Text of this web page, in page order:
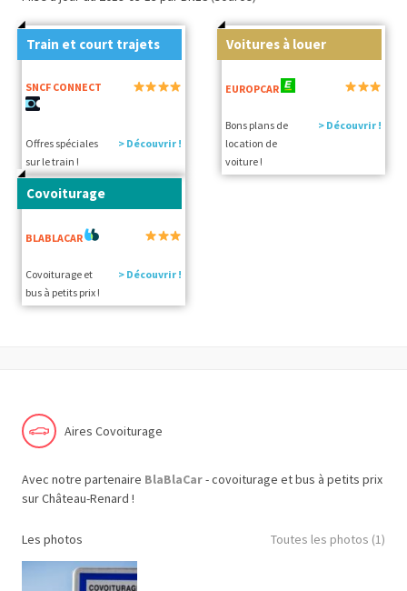
Train et court trajets
SNCF CONNECT
Offres spéciales
sur le train !
> Découvrir !
Voitures à louer
EUROPCAR
Bons plans de
location de
voiture !
> Découvrir !
Covoiturage
BLABLACAR
Covoiturage et
bus à petits prix !
> Découvrir !
Aires Covoiturage
Avec notre partenaire BlaBlaCar- covoiturage et bus à petits prix
sur Château-Renard !
Les photos Toutes les photos (1)